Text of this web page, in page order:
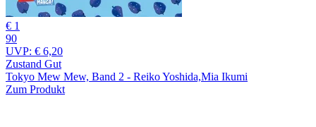
€ 1
90
UVP: € 6,20
Zustand Gut
Tokyo Mew Mew, Band 2 - Reiko Yoshida,Mia Ikumi
Zum Produkt